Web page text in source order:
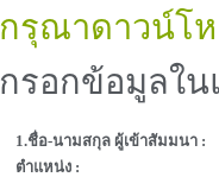
กรุณาดาวน์โ
กรอกข้อมูลใน
1.ชื่อ-นามสกุล ผู้เข้าสัมมนา :
ตำแหน่ง :